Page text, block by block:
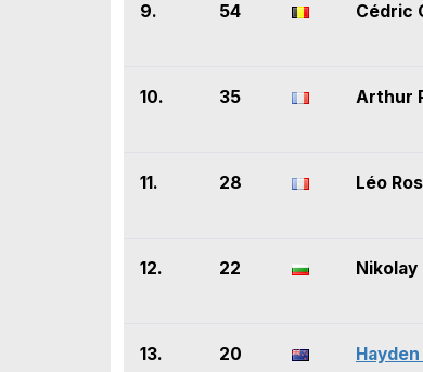
9. 54 Cédric
10. 35 Arthur
11. 28 Léo
12. 22 Nikolay
13. 20